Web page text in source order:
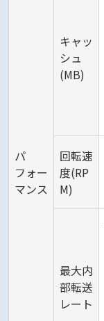
パ
フォー
マンス
キャッ
シュ
(MB)
回転速
度(RP
M)
最大内
部転送
レート